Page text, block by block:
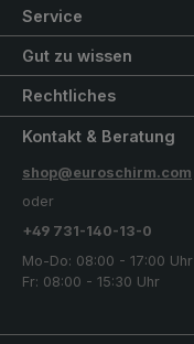
Service
Gut zu wissen
Rechtliches
Kontakt & Beratung
shop@euroschirm.com
oder
+49 731-140-13-0
Mo-Do: 08:00 - 17:00 Uhr
Fr: 08:00 - 15:30 Uhr